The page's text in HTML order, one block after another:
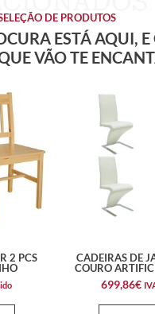
DE PRODUTOS
ESTÁ AQUI,
VÃO TE
2 PCS
CADEIRAS DE
COURO
699,86€